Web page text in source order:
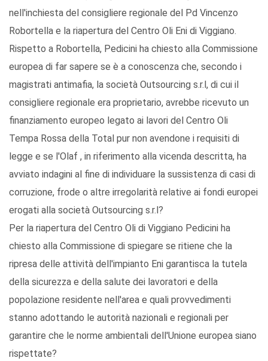
nell'inchiesta del consigliere regionale del Pd Vincenzo
Robortella e la riapertura del Centro Oli Eni di Viggiano.
Rispetto a Robortella, Pedicini ha chiesto alla Commissione
europea di far sapere se è a conoscenza che, secondo i
magistrati antimafia, la società Outsourcing s.r.l, di cui il
consigliere regionale era proprietario, avrebbe ricevuto un
finanziamento europeo legato ai lavori del Centro Oli
Tempa Rossa della Total pur non avendone i requisiti di
legge e se l'Olaf , in riferimento alla vicenda descritta, ha
avviato indagini al fine di individuare la sussistenza di casi di
corruzione, frode o altre irregolarità relative ai fondi europei
erogati alla società Outsourcing s.r.l?
Per la riapertura del Centro Oli di Viggiano Pedicini ha
chiesto alla Commissione di spiegare se ritiene che la
ripresa delle attività dell'impianto Eni garantisca la tutela
della sicurezza e della salute dei lavoratori e della
popolazione residente nell'area e quali provvedimenti
stanno adottando le autorità nazionali e regionali per
garantire che le norme ambientali dell'Unione europea siano
rispettate?